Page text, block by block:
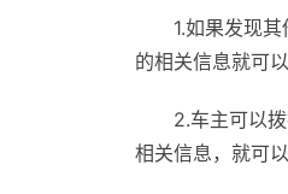
1.如果发现
的相关信息就可
2.车主可以
相关信息，就可